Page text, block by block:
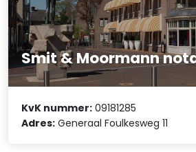
Smit & Moormann
KvK nummer: 09181285
Adres: Generaal Foulkesweg 11